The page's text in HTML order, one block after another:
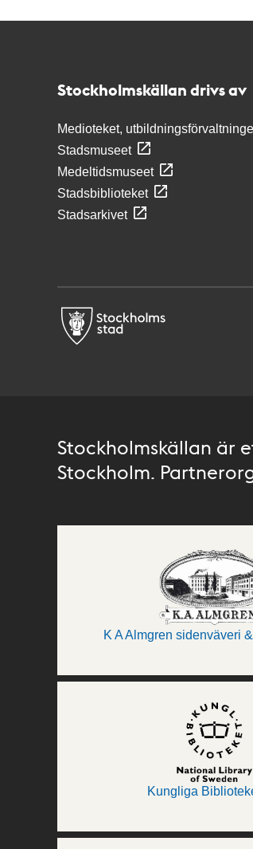
Stockholmskällan drivs av
Medioteket,
Stadsmuseet
Medeltidsmuseet
Stadsbiblioteket
Stadsarkivet
Stockholmskällan är
Stockholm.
K A Almgren sidenväveri
Kungliga